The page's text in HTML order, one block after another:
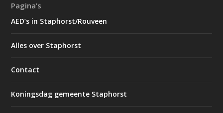
Pagina’s
AED’s in Staphorst/Rouveen
Alles over Staphorst
Contact
Koningsdag gemeente Staphorst